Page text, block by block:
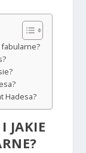
fabularne?
Hadesa?
JAKIE